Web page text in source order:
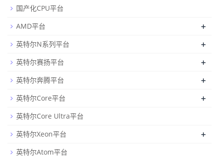
国产化CPU平台
AMD平台
+
英特尔N系列平台 +
英特尔赛扬平台 +
英特尔奔腾平台 +
英特尔Core平台 +
英特尔Core Ultra平台
英特尔Xeon平台
+
英特尔Atom平台